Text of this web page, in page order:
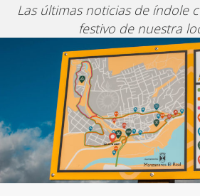
Las últimas noticias de índole
festivo de nuestra